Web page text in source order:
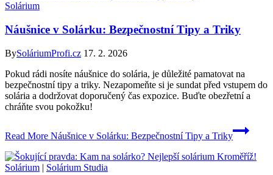
Solárium
Náušnice v Solárku: Bezpečnostní Tipy a Triky
BySoláriumProfi.cz 17. 2. 2026
Pokud rádi nosíte náušnice do solária, je důležité pamatovat na
bezpečnostní tipy a triky. Nezapomeňte si je sundat před vstupem do
solária a dodržovat doporučený čas expozice. Buďte obezřetní a
chráňte svou pokožku!
Read More Náušnice v Solárku: Bezpečnostní Tipy a Triky
Solárium | Solárium Studia